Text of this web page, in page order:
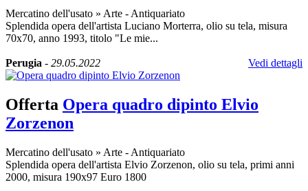
Mercatino dell'usato » Arte - Antiquariato
Splendida opera dell'artista Luciano Morterra, olio su tela, misura
70x70, anno 1993, titolo "Le mie...
Perugia - 29.05.2022 Vedi dettagli
Offerta Opera quadro dipinto Elvio
Zorzenon
Mercatino dell'usato » Arte - Antiquariato
Splendida opera dell'artista Elvio Zorzenon, olio su tela, primi anni
2000, misura 190x97 Euro 1800